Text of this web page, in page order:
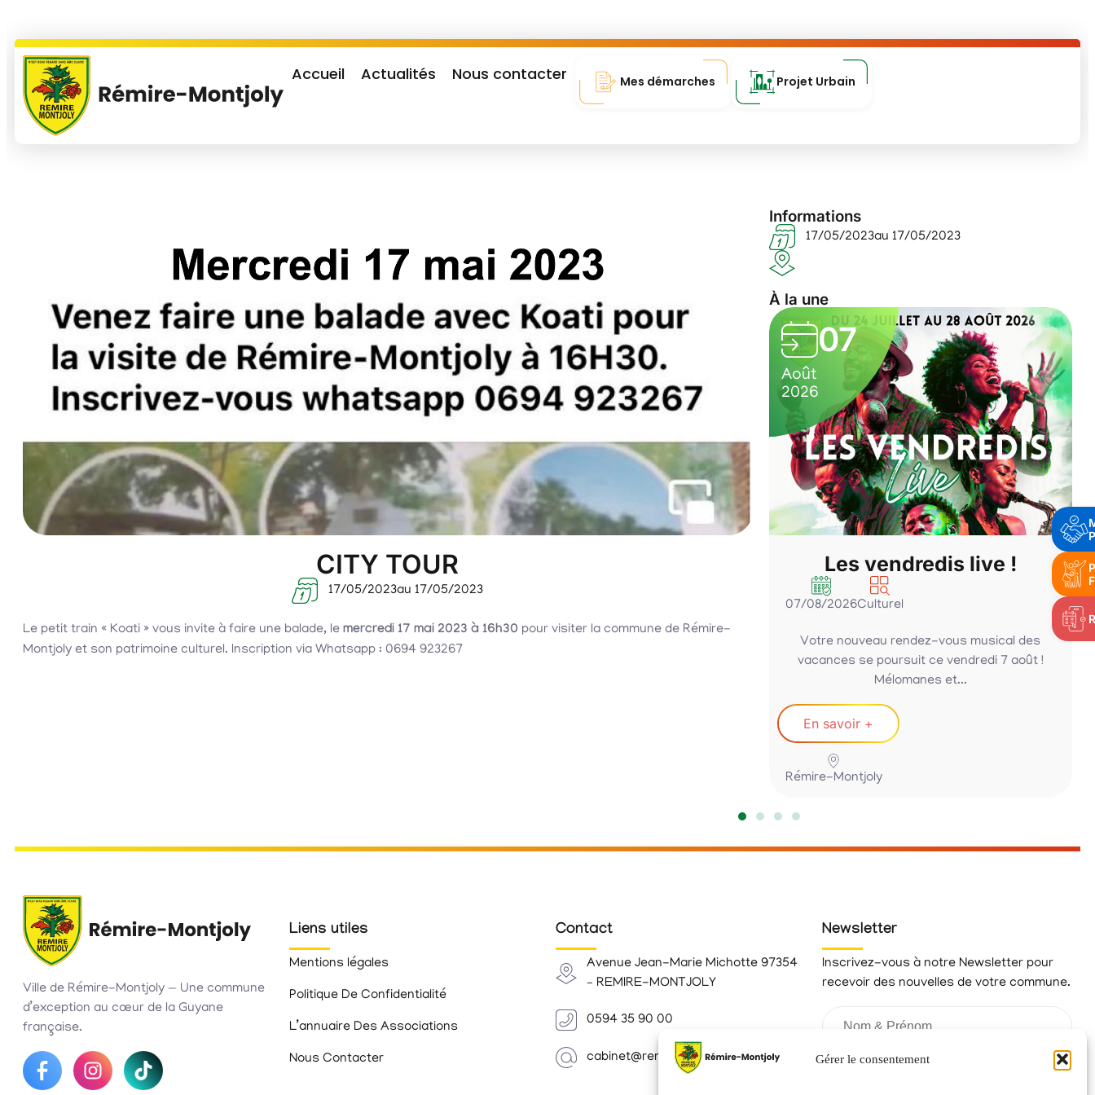
Gérer le consentement
Accueil Actualités Nous contacter Mes démarches Projet Urbain
CITY TOUR
17/05/2023au 17/05/2023
Le petit train « Koati » vous invite à faire une balade, le mercredi 17 mai 2023 à 16h30 pour visiter la commune de Rémire-
Montjoly et son patrimoine culturel. Inscription via Whatsapp : 0694 923267
Informations
17/05/2023au 17/05/2023
À la une
07
Août
2026
Les vendredis live !
07/08/2026Culturel
Votre nouveau rendez-vous musical des
vacances se poursuit ce vendredi 7 août !
Mélomanes et...
En savoir +
Rémire-Montjoly
Ville de Rémire-Montjoly — Une commune
d’exception au cœur de la Guyane
française.
Liens utiles
Mentions légales
Politique De Confidentialité
L’annuaire Des Associations
Nous Contacter
Contact
Avenue Jean-Marie Michotte 97354
– REMIRE-MONTJOLY
0594 35 90 00
cabinet@remiremontjoly.fr
Newsletter
Inscrivez-vous à notre Newsletter pour
recevoir des nouvelles de votre commune.